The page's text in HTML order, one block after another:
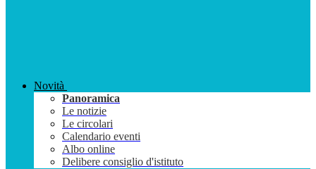
Novità
Panoramica
Le notizie
Le circolari
Calendario eventi
Albo online
Delibere consiglio d'istituto